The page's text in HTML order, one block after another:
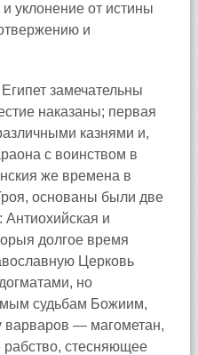
уклонение от истины
и
замечательны
наказаны; первая
казнями и,
с воинством в
же времена в
основаны были две
Антиохийская и
долгое время
Церковь
но
судьбам Божиим,
варваров — магометан,
рабство, стесняющее